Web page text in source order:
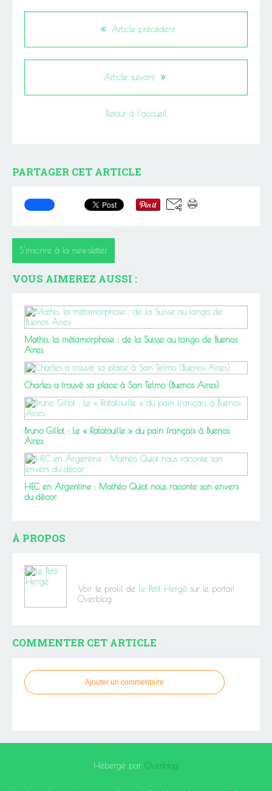
Article précédent
Article suivant
Retour à l'accueil
PARTAGER CET ARTICLE
S'inscrire à la newsletter
VOUS AIMEREZ AUSSI :
Mathis, la métamorphose : de la Suisse au tango de Buenos
Aires
Charles a trouvé sa place à San Telmo (Buenos Aires)
Bruno Gillot : Le « Ratatouille » du pain français à Buenos
Aires
HEC en Argentine : Mathéo Quiot nous raconte son envers
du décor
À PROPOS
Voir le profil de Le Petit Hergé sur le portail
Overblog
COMMENTER CET ARTICLE
Ajouter un commentaire
Hébergé par Overblog